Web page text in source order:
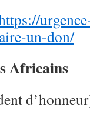
un-don/
Africains